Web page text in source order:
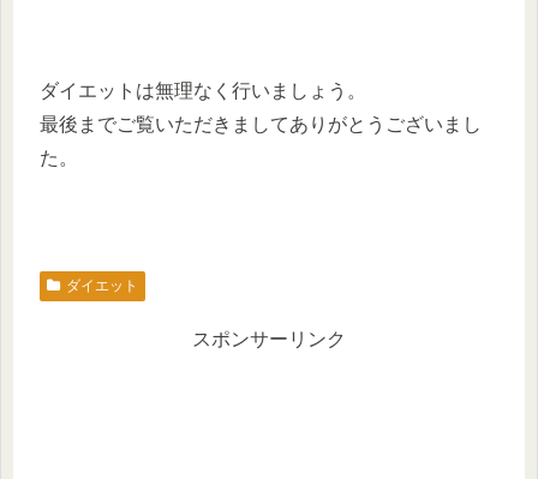
ダイエットは無理なく行いましょう。
最後までご覧いただきましてありがとうございまし
た。
ダイエット
スポンサーリンク